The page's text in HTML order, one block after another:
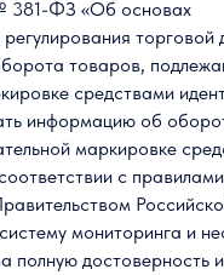
381-ФЗ «Об основах
торговой
товаров,
средствами
информацию об
маркировке
с
мониторинга и
полную достоверность и